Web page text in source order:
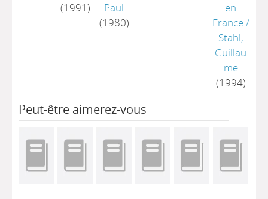
(1991)
Paul
(1980)
en
France/
Stahl,
Guillau
me
(1994)
Peut-être aimerez-vous